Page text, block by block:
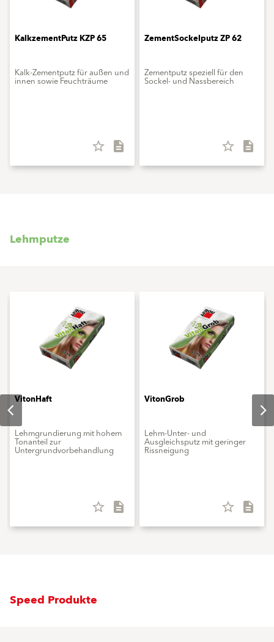
KalkzementPutz KZP 65
Kalk-Zementputz für außen und
innen sowie Feuchträume
star_border description
ZementSockelputz ZP 62
Zementputz speziell für den
Sockel- und Nassbereich
star_border description
Lehmputze
VitonHaft
Lehmgrundierung mit hohem
Tonanteil zur
Untergrundvorbehandlung
star_border description
VitonGrob
Lehm-Unter- und
Ausgleichsputz mit geringer
Rissneigung
star_border description
Speed Produkte